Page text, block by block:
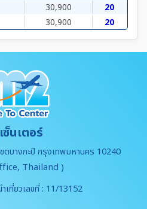
30,900
20
30,900 20
ซ็นเตอร์
บางกะปิ กรุงเทพมหานคร 10240
Thailand )
เที่ยวเลขที่ : 11/13152